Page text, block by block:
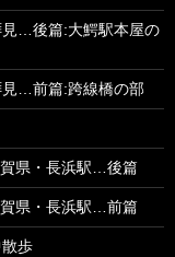
見…後篇:大鰐駅本屋の
見…前篇:跨線橋の部
県・長浜駅…後篇
県・長浜駅…前篇
歩